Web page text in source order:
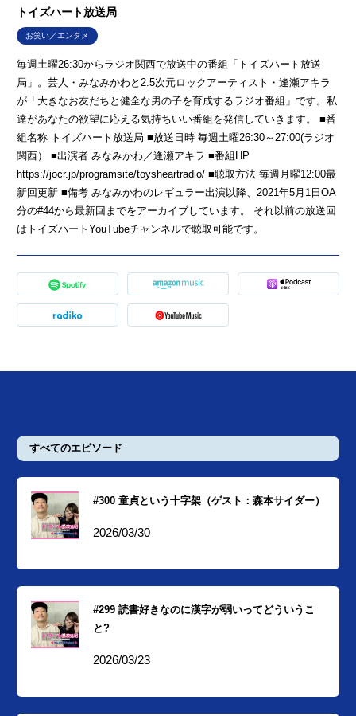
トイズハート放送局
お笑い／エンタメ
毎週土曜26:30からラジオ関西で放送中の番組「トイズハート放送
局」。芸人・みなみかわと2.5次元ロックアーティスト・逢瀬アキラ
が「大きなお友だちと健全な男の子を育成するラジオ番組」です。私
達があなたの欲望に応える気持ちいい番組を発信していきます。 ■番
組名称 トイズハート放送局 ■放送日時 毎週土曜26:30～27:00(ラジオ
関西） ■出演者 みなみかわ／逢瀬アキラ ■番組HP
https://jocr.jp/programsite/toysheartradio/ ■聴取方法 毎週月曜12:00最
新回更新 ■備考 みなみかわのレギュラー出演以降、2021年5月1日OA
分の#44から最新回までをアーカイブしています。 それ以前の放送回
はトイズハートYouTubeチャンネルで聴取可能です。
すべてのエピソード
#300 童貞という十字架（ゲスト：森本サイダー）
2026/03/30
#299 読書好きなのに漢字が弱いってどういうこ
と?
2026/03/23